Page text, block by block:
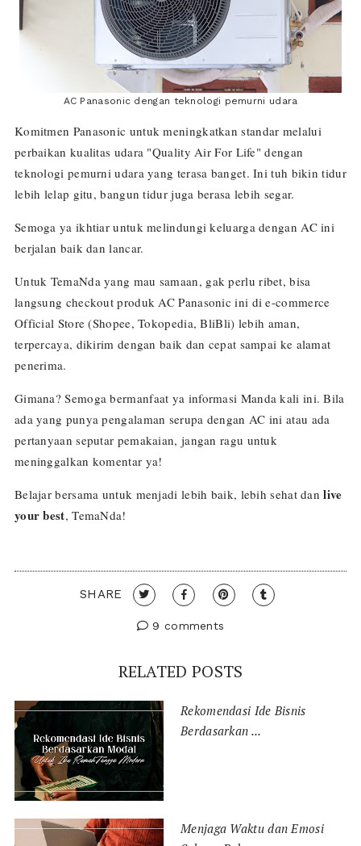
AC Panasonic dengan teknologi pemurni udara
Komitmen Panasonic untuk meningkatkan standar melalui
perbaikan kualitas udara "Quality Air For Life" dengan
teknologi pemurni udara yang terasa banget. Ini tuh bikin tidur
lebih lelap gitu, bangun tidur juga berasa lebih segar.
Semoga ya ikhtiar untuk melindungi keluarga dengan AC ini
berjalan baik dan lancar.
Untuk TemaNda yang mau samaan, gak perlu ribet, bisa
langsung checkout produk AC Panasonic ini di e-commerce
Official Store (Shopee, Tokopedia, BliBli) lebih aman,
terpercaya, dikirim dengan baik dan cepat sampai ke alamat
penerima.
Gimana? Semoga bermanfaat ya informasi Manda kali ini. Bila
ada yang punya pengalaman serupa dengan AC ini atau ada
pertanyaan seputar pemakaian, jangan ragu untuk
meninggalkan komentar ya!
Belajar bersama untuk menjadi lebih baik, lebih sehat danlive
your best, TemaNda!
SHARE
9 comments
RELATED POSTS
Rekomendasi Ide Bisnis
Berdasarkan ...
Menjaga Waktu dan Emosi